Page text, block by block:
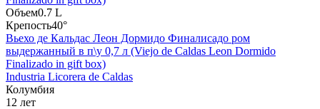
Объем0.7 L
Крепость40°
Вьехо де Кальдас Леон Дормидо Финалисадо ром
выдержанный в п\у 0,7 л (Viejo de Caldas Leon Dormido
Finalizado in gift box)
Industria Licorera de Caldas
Колумбия
12 лет